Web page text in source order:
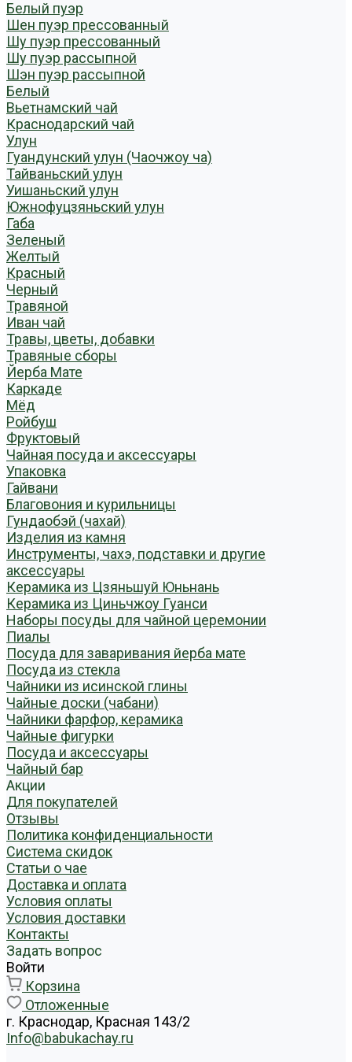
Белый пуэр
Шен пуэр прессованный
Шу пуэр прессованный
Шу пуэр рассыпной
Шэн пуэр рассыпной
Белый
Вьетнамский чай
Краснодарский чай
Улун
Гуандунский улун (Чаочжоу ча)
Тайваньский улун
Уишаньский улун
Южнофуцзяньский улун
Габа
Зеленый
Желтый
Красный
Черный
Травяной
Иван чай
Травы, цветы, добавки
Травяные сборы
Йерба Мате
Каркаде
Мёд
Ройбуш
Фруктовый
Чайная посуда и аксессуары
Упаковка
Гайвани
Благовония и курильницы
Гундаобэй (чахай)
Изделия из камня
Инструменты, чахэ, подставки и другие
аксессуары
Керамика из Цзяньшуй Юньнань
Керамика из Циньчжоу Гуанси
Наборы посуды для чайной церемонии
Пиалы
Посуда для заваривания йерба мате
Посуда из стекла
Чайники из исинской глины
Чайные доски (чабани)
Чайники фарфор, керамика
Чайные фигурки
Посуда и аксессуары
Чайный бар
Акции
Для покупателей
Отзывы
Политика конфиденциальности
Система скидок
Статьи о чае
Доставка и оплата
Условия оплаты
Условия доставки
Контакты
Задать вопрос
Войти
Корзина
Отложенные
г. Краснодар, Красная 143/2
Info@babukachay.ru